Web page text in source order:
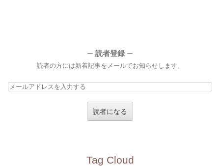
ー 読者登録 ー
読者の方には新着記事をメールでお知らせします。
メ
Tag Cloud